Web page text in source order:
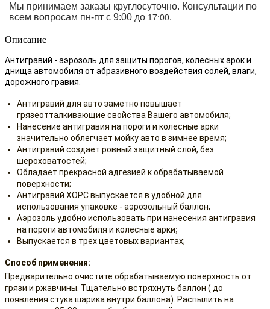
Мы принимаем заказы круглосуточно. Консультации по
всем вопросам пн-пт с 9:00 до 17:00.
Описание
Антигравий - аэрозоль для защиты порогов, колесных арок и
днища автомобиля от абразивного воздействия солей, влаги,
дорожного гравия.
Антигравий для авто заметно повышает
грязеотталкивающие свойства Вашего автомобиля;
Нанесение антигравия на пороги и колесные арки
значительно облегчает мойку авто в зимнее время;
Антигравий создает ровный защитный слой, без
шероховатостей;
Обладает прекрасной адгезией к обрабатываемой
поверхности;
Антигравий ХОРС выпускается в удобной для
использования упаковке - аэрозольный баллон;
Аэрозоль удобно использовать при нанесения антигравия
на пороги автомобиля и колесные арки;
Выпускается в трех цветовых вариантах;
Способ применения:
Предварительно очистите обрабатываемую поверхность от
грязи и ржавчины. Тщательно встряхнуть баллон ( до
появления стука шарика внутри баллона). Распылить на